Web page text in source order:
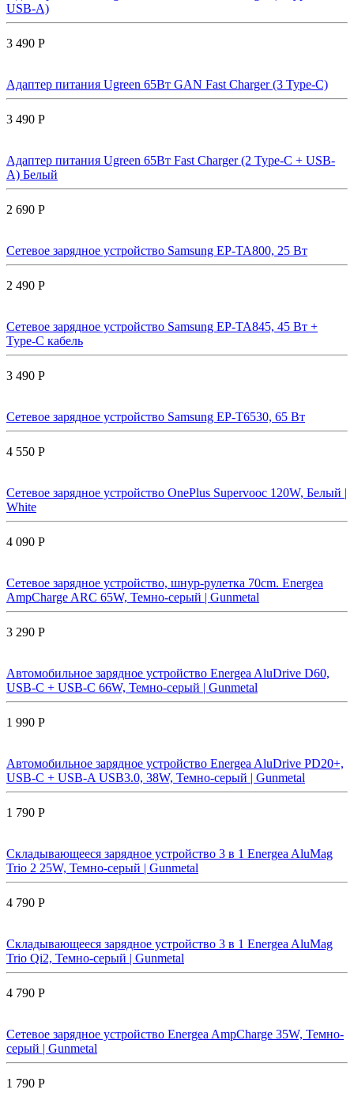
USB-A)
3 490 Р
Адаптер питания Ugreen 65Вт GAN Fast Charger (3 Type-C)
3 490 Р
Адаптер питания Ugreen 65Вт Fast Charger (2 Type-C + USB-
A) Белый
2 690 Р
Сетевое зарядное устройство Samsung EP-TA800, 25 Вт
2 490 Р
Сетевое зарядное устройство Samsung EP-TA845, 45 Вт +
Type-C кабель
3 490 Р
Сетевое зарядное устройство Samsung EP-T6530, 65 Вт
4 550 Р
Сетевое зарядное устройство OnePlus Supervooc 120W, Белый |
White
4 090 Р
Сетевое зарядное устройство, шнур-рулетка 70cm. Energea
AmpCharge ARC 65W, Темно-серый | Gunmetal
3 290 Р
Автомобильное зарядное устройство Energea AluDrive D60,
USB-C + USB-С 66W, Темно-серый | Gunmetal
1 990 Р
Автомобильное зарядное устройство Energea AluDrive PD20+,
USB-C + USB-A USB3.0, 38W, Темно-серый | Gunmetal
1 790 Р
Складывающееся зарядное устройство 3 в 1 Energea AluMag
Trio 2 25W, Темно-серый | Gunmetal
4 790 Р
Складывающееся зарядное устройство 3 в 1 Energea AluMag
Trio Qi2, Темно-серый | Gunmetal
4 790 Р
Сетевое зарядное устройство Energea AmpCharge 35W, Темно-
серый | Gunmetal
1 790 Р